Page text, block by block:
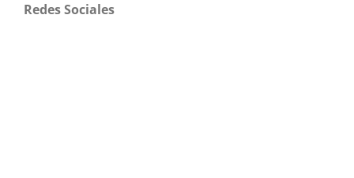
Redes Sociales